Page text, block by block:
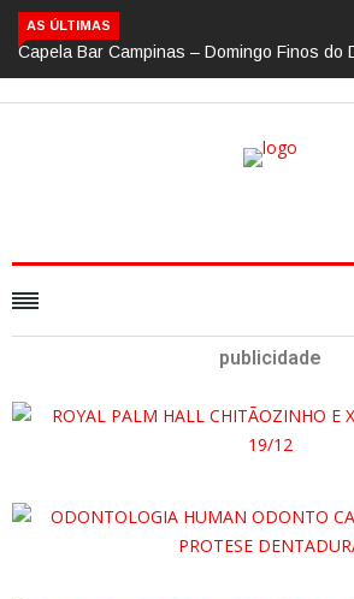
AS ÚLTIMAS
Capela Bar Campinas – Domingo Finos do
publicidade